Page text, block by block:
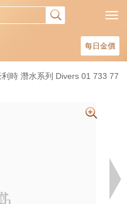
每日金價
時 潛水系列 Divers 01 733 77